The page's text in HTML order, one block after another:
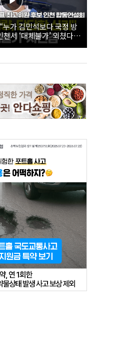
가 김민석보다 국정 방
서 ‘대체불가’ 외쳤다 |
당대표·최고위원 후